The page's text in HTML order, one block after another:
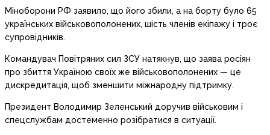
Міноборони РФ заявило, що його збили, а на борту було 65
українських військовополонених, шість членів екіпажу і троє
супровідників.
Командувач Повітряних сил ЗСУ натякнув, що заява росіян
про збиття Україною своїх же військовополонених — це
дискредитація, щоб зменшити міжнародну підтримку.
Президент Володимир Зеленський доручив військовим і
спецслужбам достеменно розібратися в ситуації.